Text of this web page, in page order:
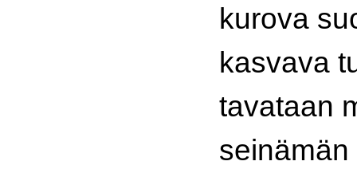
kurova
kasvava
tavataan